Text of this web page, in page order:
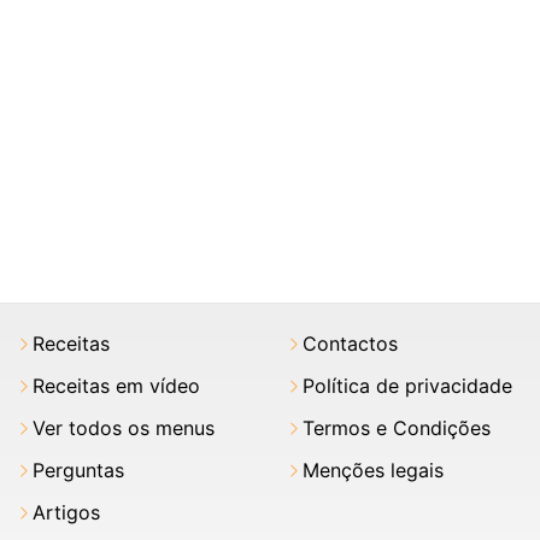
Receitas
Receitas em vídeo
Ver todos os menus
Perguntas
Artigos
Contactos
Política de privacidade
Termos e Condições
Menções legais